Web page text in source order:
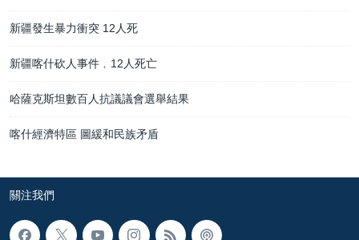
新疆發生暴力衝突 12人死
新疆喀什砍人事件﹐12人死亡
哈薩克斯坦數百人抗議議會選舉結果
喀什經濟特區 圖緩和民族矛盾
關注我們